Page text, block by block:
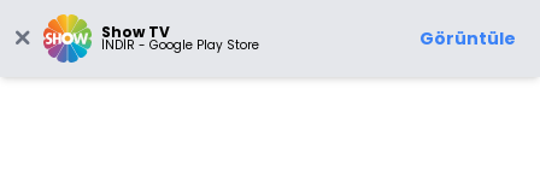
Show TV
İNDİR - Google Play Store Görüntüle